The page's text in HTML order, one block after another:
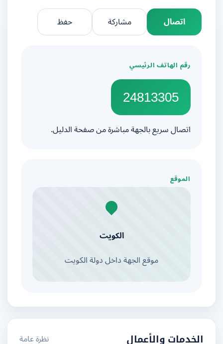
اتصال
مشاركة
رقم الهاتف الرئيسي
24813305
اتصال سريع بالجهة مباشرة من صفحة الدليل.
الموقع
الكويت
موقع الجهة داخل دولة الكويت
الخدمات والأعمال نظرة عامة